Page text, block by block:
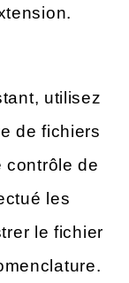
utilisez
de fichiers
contrôle de
les
le fichier